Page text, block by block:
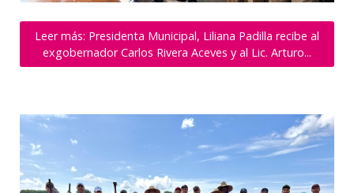
Leer más: Presidenta Municipal, Liliana Padilla recibe al
exgobernador Carlos Rivera Aceves y al Lic. Arturo...